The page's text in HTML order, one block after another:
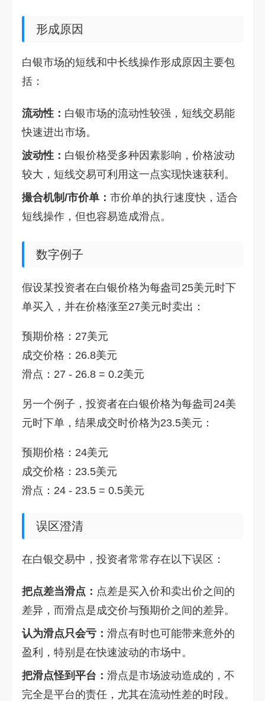
形成原因
白银市场的短线和中长线操作形成原因主要包
括：
流动性： 白银市场的流动性较强，短线交易能
快速进出市场。
波动性： 白银价格受多种因素影响，价格波动
较大，短线交易可利用这一点实现快速获利。
撮合机制/市价单： 市价单的执行速度快，适合
短线操作，但也容易造成滑点。
数字例子
假设某投资者在白银价格为每盎司25美元时下
单买入，并在价格涨至27美元时卖出：
预期价格：27美元
成交价格：26.8美元
滑点：27 - 26.8 = 0.2美元
另一个例子，投资者在白银价格为每盎司24美
元时下单，结果成交时价格为23.5美元：
预期价格：24美元
成交价格：23.5美元
滑点：24 - 23.5 = 0.5美元
误区澄清
在白银交易中，投资者常常存在以下误区：
把点差当滑点： 点差是买入价和卖出价之间的
差异，而滑点是成交价与预期价之间的差异。
认为滑点只会亏： 滑点有时也可能带来意外的
盈利，特别是在快速波动的市场中。
把滑点怪到平台： 滑点是市场波动造成的，不
完全是平台的责任，尤其在流动性差的时段。